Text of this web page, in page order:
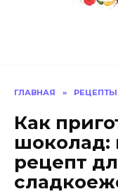
ГЛАВНАЯ »
Как
шоколад:
рецепт